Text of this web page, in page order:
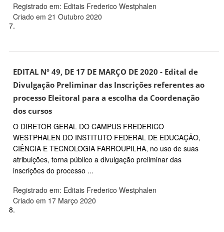
Registrado em: Editais Frederico Westphalen
Criado em 21 Outubro 2020
7.
EDITAL Nº 49, DE 17 DE MARÇO DE 2020 - Edital de
Divulgação Preliminar das Inscrições referentes ao
processo Eleitoral para a escolha da Coordenação
dos cursos
O DIRETOR GERAL DO CAMPUS FREDERICO
WESTPHALEN DO INSTITUTO FEDERAL DE EDUCAÇÃO,
CIÊNCIA E TECNOLOGIA FARROUPILHA, no uso de suas
atribuições, torna público a divulgação preliminar das
inscrições do processo ...
Registrado em: Editais Frederico Westphalen
Criado em 17 Março 2020
8.